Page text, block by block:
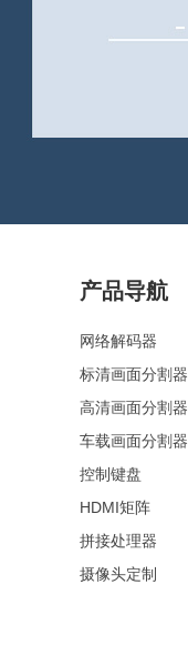
产品导航
网络解码器
标清画面分割器
高清画面分割器
车载画面分割器
控制键盘
HDMI矩阵
拼接处理器
摄像头定制